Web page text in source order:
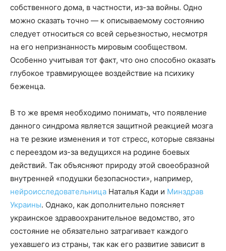
собственного дома, в частности, из-за войны. Одно
можно сказать точно — к описываемому состоянию
следует относиться со всей серьезностью, несмотря
на его непризнанность мировым сообществом.
Особенно учитывая тот факт, что оно способно оказать
глубокое травмирующее воздействие на психику
беженца.
В то же время необходимо понимать, что появление
данного синдрома является защитной реакцией мозга
на те резкие изменения и тот стресс, которые связаны
с переездом из-за ведущихся на родине боевых
действий. Так объясняют природу этой своеобразной
внутренней «подушки безопасности», например,
нейроисследовательница Наталья Кади и Минздрав
Украины. Однако, как дополнительно поясняет
украинское здравоохранительное ведомство, это
состояние не обязательно затрагивает каждого
уехавшего из страны, так как его развитие зависит в